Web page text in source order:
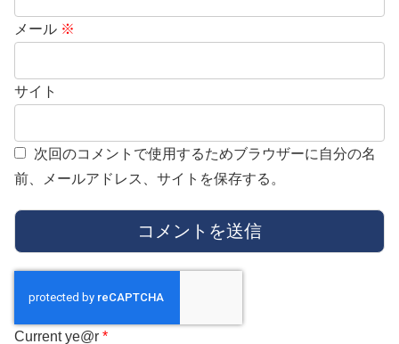
メール ※
サイト
次回のコメントで使用するためブラウザーに自分の名
前、メールアドレス、サイトを保存する。
Current ye@r *